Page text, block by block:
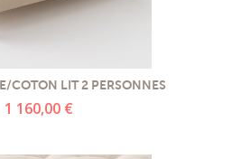
COTON LIT 2 PERSONNES
1 160,00 €